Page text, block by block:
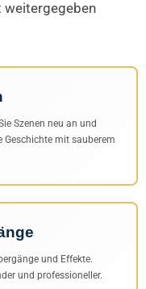
weitergegeben
Szenen neu an und
Geschichte mit sauberem
und Effekte.
und professioneller.